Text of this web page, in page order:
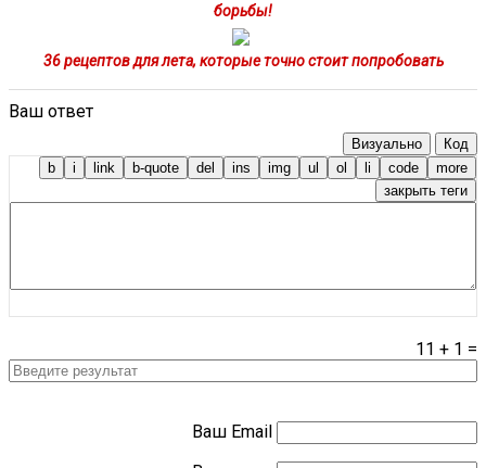
борьбы!
36 рецептов для лета, которые точно стоит попробовать
Ваш ответ
Визуально Код
11 + 1 =
Ваш Email